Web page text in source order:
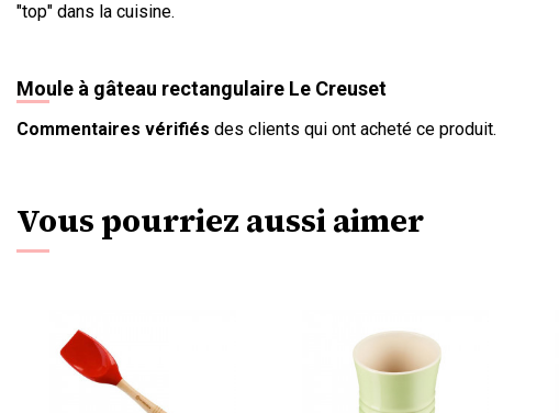
"top" dans la cuisine.
Moule à gâteau rectangulaire Le Creuset
Commentaires vérifiés des clients qui ont acheté ce produit.
Vous pourriez aussi aimer